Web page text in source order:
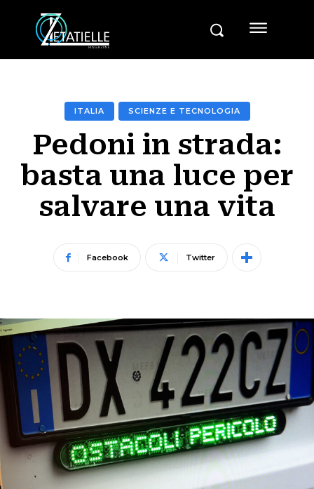
ITALIA SCIENZE E TECNOLOGIA
Pedoni in strada:
basta una luce per
salvare una vita
Facebook Twitter